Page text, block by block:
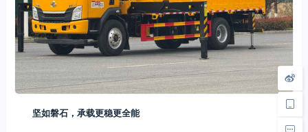
坚如磐石，承载更稳更全能